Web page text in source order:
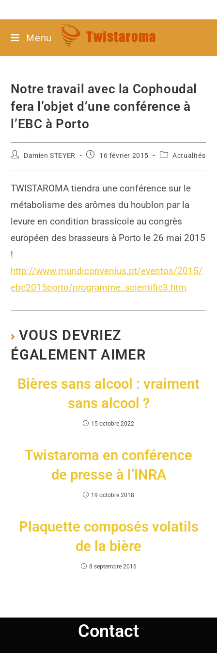
Menu
Notre travail avec la Cophoudal
fera l’objet d’une conférence à
l’EBC à Porto
Damien STEYER 16 février 2015 Actualités
TWISTAROMA tiendra une conférence sur le
métabolisme des arômes du houblon par la
levure en condition brassicole au congrès
européen des brasseurs à Porto le 26 mai 2015
!
http://www.mundiconvenius.pt/eventos/2015/
ebc2015porto/programme_scientific3.htm
VOUS DEVRIEZ
ÉGALEMENT AIMER
Bières sans alcool : vraiment
sans alcool ?
15 octobre 2022
Twistaroma en conférence
de presse à l’INRA
19 octobre 2018
Plaquette composés volatils
de la bière
8 septembre 2016
Contact